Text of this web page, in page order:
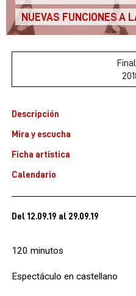
NUEVAS FUNCIONES A
Descripción
Mira y escucha
Ficha artística
Calendario
Del 12.09.19 al 29.09.19
120 minutos
Espectáculo en castellano